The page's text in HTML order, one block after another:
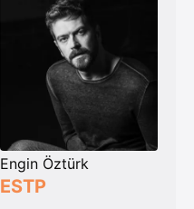
Engin Öztürk
ESTP